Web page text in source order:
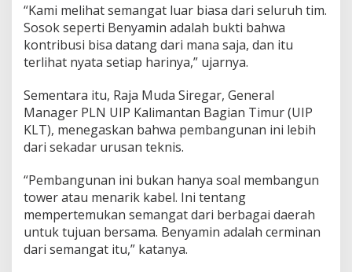
“Kami melihat semangat luar biasa dari seluruh tim.
Sosok seperti Benyamin adalah bukti bahwa
kontribusi bisa datang dari mana saja, dan itu
terlihat nyata setiap harinya,” ujarnya.
Sementara itu, Raja Muda Siregar, General
Manager PLN UIP Kalimantan Bagian Timur (UIP
KLT), menegaskan bahwa pembangunan ini lebih
dari sekadar urusan teknis.
“Pembangunan ini bukan hanya soal membangun
tower atau menarik kabel. Ini tentang
mempertemukan semangat dari berbagai daerah
untuk tujuan bersama. Benyamin adalah cerminan
dari semangat itu,” katanya.